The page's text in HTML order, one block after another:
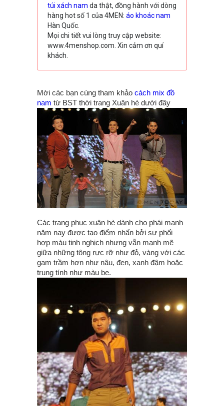
túi xách nam da thật, đồng hành với dòng
hàng hot số 1 của 4MEN: áo khoác nam
Hàn Quốc.
Mọi chi tiết vui lòng truy cập website:
www.4menshop.com. Xin cảm ơn quí
khách.
Mời các bạn cùng tham khảo cách mix đồ
nam từ BST thời trang Xuân hè dưới đây
Các trang phục xuân hè dành cho phái mạnh
năm nay được tạo điểm nhấn bởi sự phối
hợp màu tinh nghịch nhưng vẫn mạnh mẽ
giữa những tông rực rỡ như đỏ, vàng với các
gam trầm hơn như nâu, đen, xanh đậm hoặc
trung tính như màu be.